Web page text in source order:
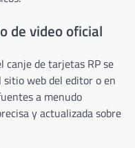
de video oficial
canje de tarjetas RP se
web del editor o en
a menudo
y actualizada sobre